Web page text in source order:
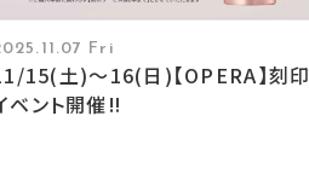
Fri
15(土)〜16(日)【OPERA】刻印
ベント開催‼︎